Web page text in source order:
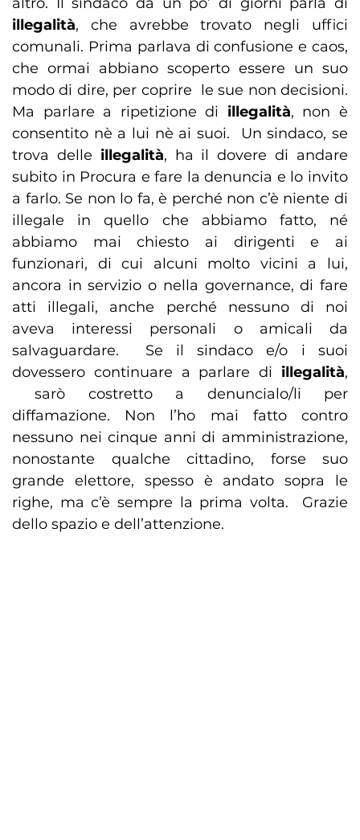
illegalità, che avrebbe trovato negli uffici
comunali. Prima parlava di confusione e caos,
che ormai abbiano scoperto essere un suo
modo di dire, per coprire le sue non decisioni.
Ma parlare a ripetizione di illegalità, non è
consentito nè a lui nè ai suoi. Un sindaco, se
trova delle illegalità, ha il dovere di andare
subito in Procura e fare la denuncia e lo invito
a farlo. Se non lo fa, è perché non c’è niente di
illegale in quello che abbiamo fatto, né
abbiamo mai chiesto ai dirigenti e ai
funzionari, di cui alcuni molto vicini a lui,
ancora in servizio o nella governance, di fare
atti illegali, anche perché nessuno di noi
aveva interessi personali o amicali da
salvaguardare. Se il sindaco e/o i suoi
dovessero continuare a parlare di illegalità,
sarò costretto a denuncialo/li per
diffamazione. Non l’ho mai fatto contro
nessuno nei cinque anni di amministrazione,
nonostante qualche cittadino, forse suo
grande elettore, spesso è andato sopra le
righe, ma c’è sempre la prima volta. Grazie
dello spazio e dell’attenzione.